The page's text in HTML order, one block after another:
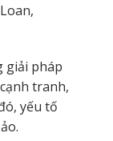
giải pháp
tranh,
yếu tố